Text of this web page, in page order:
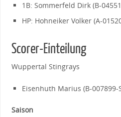
1B: Sommerfeld Dirk (B-
HP: Hohneiker Volker (A-
Scorer-Einteilung
Wuppertal Stingrays
Eisenhuth Marius (B-007899-
Saison